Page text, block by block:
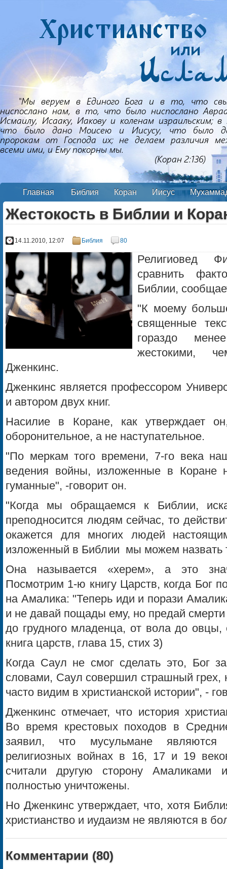
Главная Библия Коран Иисус
Жестокость в Библии и
14.11.2010, 12:07 Библия 80
Религиовед
сравнить
Библии,
"К моему
священные
гораздо
жестокими,
Дженкинс.
Дженкинс является профессором
и автором двух книг.
Насилие в Коране, как утверждает
оборонительное, а не наступательное.
"По меркам того времени, 7-го века
ведения войны, изложенные в Коране
гуманные", -говорит он.
"Когда мы обращаемся к Библии,
преподносится людям сейчас, то
окажется для многих людей
изложенный в Библии мы можем назвать
Она называется «херем», а это
Посмотрим 1-ю книгу Царств, когда Бог
на Амалика: "Теперь иди и порази
и не давай пощады ему, но предай
до грудного младенца, от вола до
книга царств, глава 15, стих 3)
Когда Саул не смог сделать это, Бог
словами, Саул совершил страшный грех,
часто видим в христианской истории", -
Дженкинс отмечает, что история
Во время крестовых походов в
заявил, что мусульмане
религиозных войнах в 16, 17 и 19
считали другую сторону
полностью уничтожены.
Но Дженкинс утверждает, что, хотя
христианство и иудаизм не являются в
Комментарии (80)